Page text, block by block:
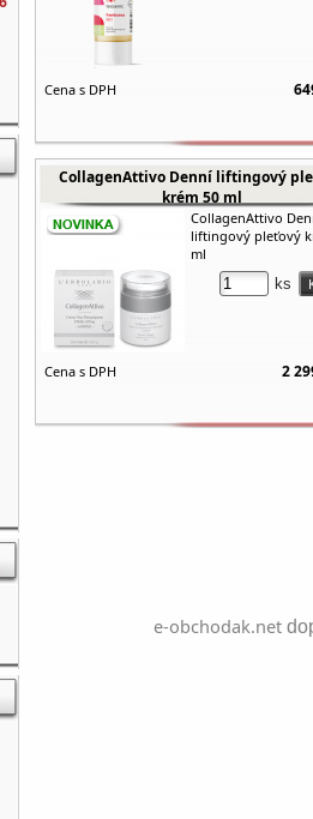
Cena s DPH
CollagenAttivo Denní liftingový
krém 50 ml
CollagenAttivo
liftingový pleťový
ml
ks
Cena s DPH 2
e-obchodak.net